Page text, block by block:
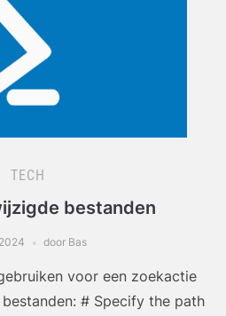
TECH
bestanden
door Bas
voor een zoekactie
# Specify the path